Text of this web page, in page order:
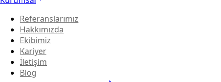
Referanslarımız
Hakkımızda
Ekibimiz
Kariyer
İletişim
Blog